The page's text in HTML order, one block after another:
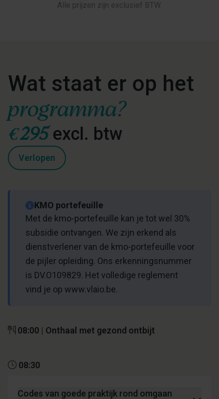
Alle prijzen zijn exclusief BTW.
Wat staat er op het
programma?
€295excl. btw
Verlopen
KMO portefeuille
Met de kmo-portefeuille kan je tot wel 30%
subsidie ontvangen. We zijn erkend als
dienstverlener van de kmo-portefeuille voor
de pijler opleiding. Ons erkenningsnummer
is DV.O109829. Het volledige reglement
vind je op www.vlaio.be.
08:00 | Onthaal met gezond ontbijt
08:30
Codes van goede praktijk rond omgaan